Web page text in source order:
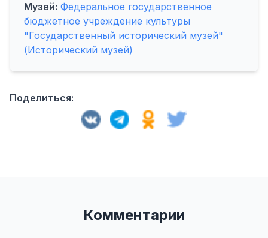
Музей: Федеральное государственное
бюджетное учреждение культуры
"Государственный исторический музей"
(Исторический музей)
Поделиться:
Комментарии